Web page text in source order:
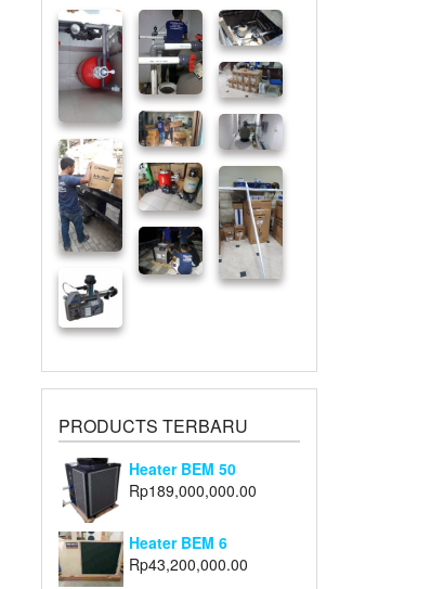
PRODUCTS TERBARU
Heater BEM 50
Rp189,000,000.00
Heater BEM 6
Rp43,200,000.00